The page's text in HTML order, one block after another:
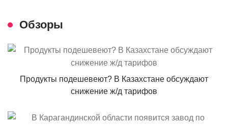
Обзоры
Продукты подешевеют? В Казахстане обсуждают
снижение ж/д тарифов